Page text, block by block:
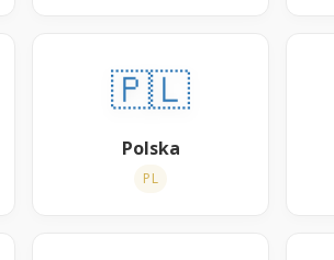
🇵🇱
Polska
PL